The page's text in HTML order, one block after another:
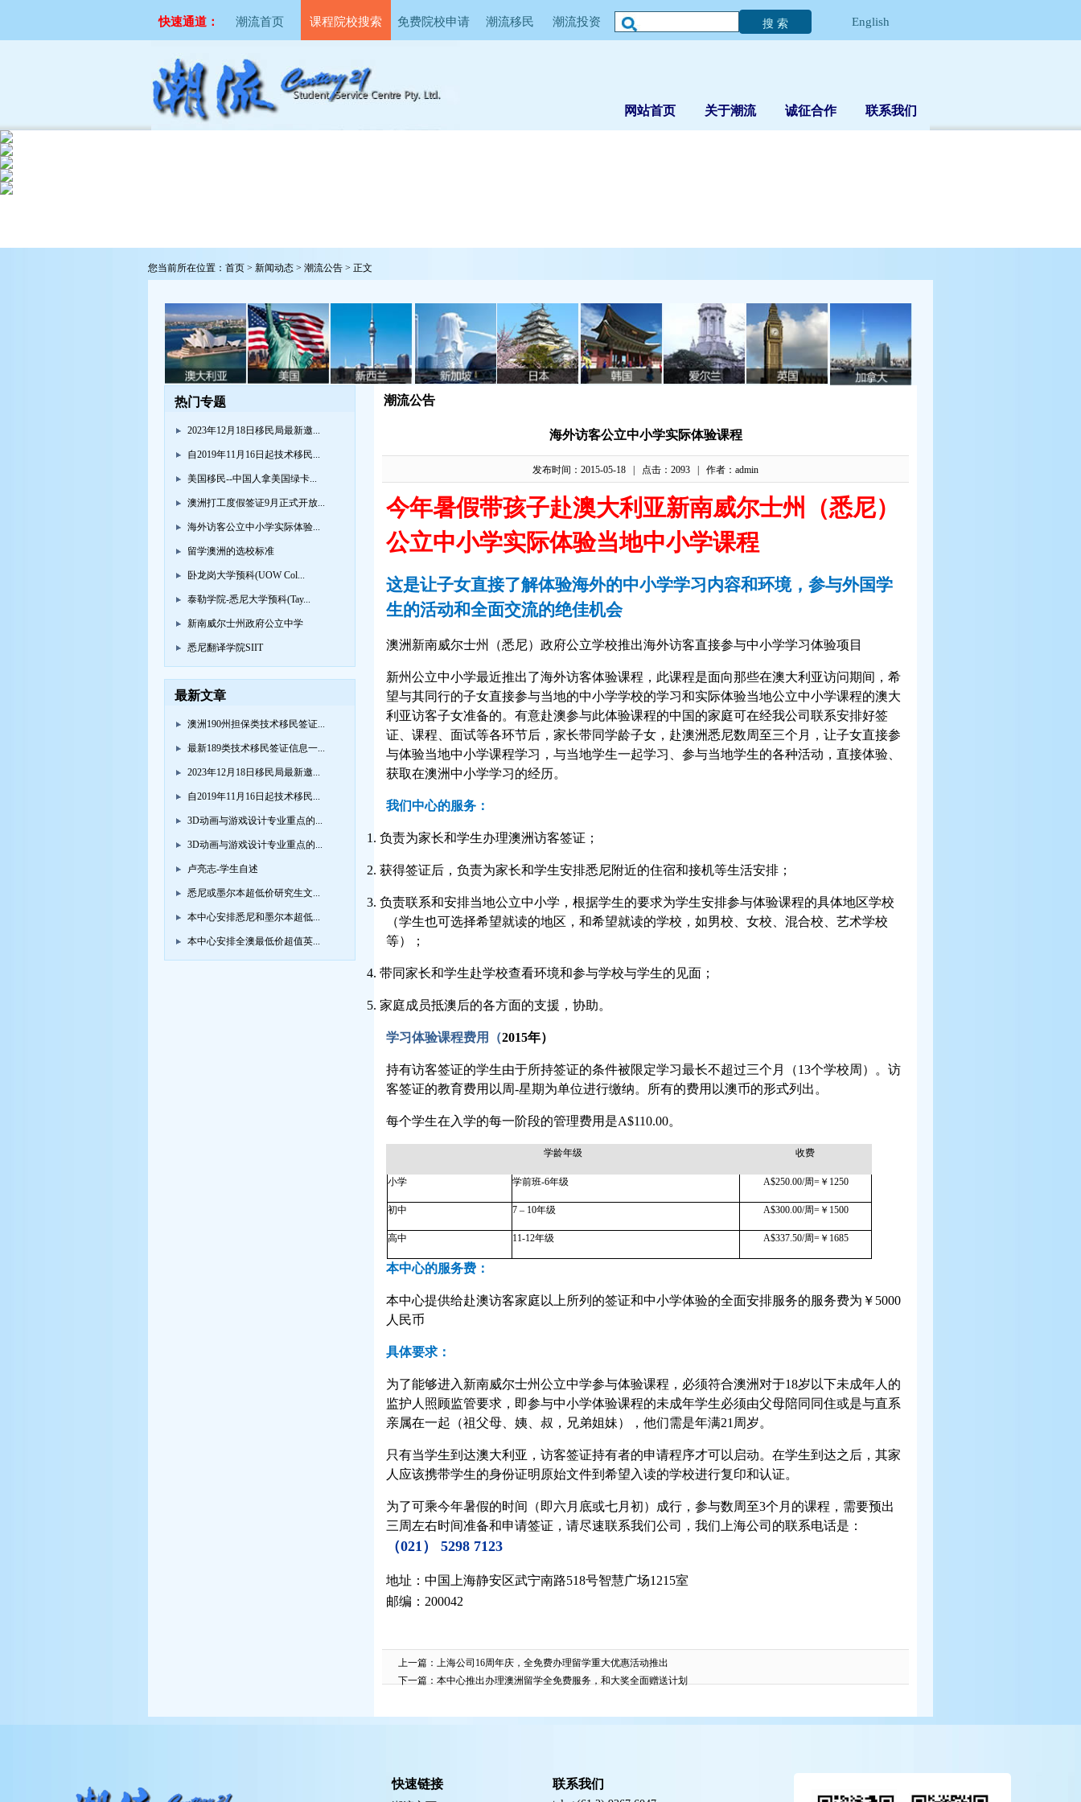
快速通道： 潮流首页 课程院校搜索 免费院校申请 潮流移民 潮流投资 English
网站首页 关于潮流 诚征合作 联系我们
您当前所在位置： 首页 > 新闻动态 > 潮流公告 > 正文
热门专题
2023年12月18日移民局最新邀...
自2019年11月16日起技术移民...
美国移民--中国人拿美国绿卡...
澳洲打工度假签证9月正式开放...
海外访客公立中小学实际体验...
留学澳洲的选校标准
卧龙岗大学预科(UOW Col...
泰勒学院-悉尼大学预科(Tay...
新南威尔士州政府公立中学
悉尼翻译学院SIIT
最新文章
澳洲190州担保类技术移民签证...
最新189类技术移民签证信息一...
2023年12月18日移民局最新邀...
自2019年11月16日起技术移民...
3D动画与游戏设计专业重点的...
3D动画与游戏设计专业重点的...
卢亮志-学生自述
悉尼或墨尔本超低价研究生文...
本中心安排悉尼和墨尔本超低...
本中心安排全澳最低价超值英...
潮流公告
海外访客公立中小学实际体验课程
发布时间：2015-05-18 | 点击：2093 | 作者：admin
今年暑假带孩子赴澳大利亚新南威尔士州（悉尼）
公立中小学实际体验当地中小学课程
这是让子女直接了解体验海外的中小学学习内容和环境，参与外国学
生的活动和全面交流的绝佳机会
澳洲新南威尔士州（悉尼）政府公立学校推出海外访客直接参与中小学学习体验项目
新州公立中小学最近推出了海外访客体验课程，此课程是面向那些在澳大利亚访问期间，希
望与其同行的子女直接参与当地的中小学学校的学习和实际体验当地公立中小学课程的澳大
利亚访客子女准备的。有意赴澳参与此体验课程的中国的家庭可在经我公司联系安排好签
证、课程、面试等各环节后，家长带同学龄子女，赴澳洲悉尼数周至三个月，让子女直接参
与体验当地中小学课程学习，与当地学生一起学习、参与当地学生的各种活动，直接体验、
获取在澳洲中小学学习的经历。
我们中心的服务：
1. 负责为家长和学生办理澳洲访客签证；
2. 获得签证后，负责为家长和学生安排悉尼附近的住宿和接机等生活安排；
3. 负责联系和安排当地公立中小学，根据学生的要求为学生安排参与体验课程的具体地区学校
（学生也可选择希望就读的地区，和希望就读的学校，如男校、女校、混合校、艺术学校
等）；
4. 带同家长和学生赴学校查看环境和参与学校与学生的见面；
5. 家庭成员抵澳后的各方面的支援，协助。
学习体验课程费用（2015年）
持有访客签证的学生由于所持签证的条件被限定学习最长不超过三个月（13个学校周）。访
客签证的教育费用以周-星期为单位进行缴纳。所有的费用以澳币的形式列出。
每个学生在入学的每一阶段的管理费用是A$110.00。
学龄年级 收费
小学 学前班-6年级 A$250.00/周=￥ 1250
初中 7 – 10年级 A$300.00/周=￥ 1500
高中 11-12年级 A$337.50/周=￥ 1685
本中心的服务费：
本中心提供给赴澳访客家庭以上所列的签证和中小学体验的全面安排服务的服务费为￥ 5000
人民币
具体要求：
为了能够进入新南威尔士州公立中学参与体验课程，必须符合澳洲对于18岁以下未成年人的
监护人照顾监管要求，即参与中小学体验课程的未成年学生必须由父母陪同同住或是与直系
亲属在一起（祖父母、姨、叔，兄弟姐妹），他们需是年满21 周岁。
只有当学生到达澳大利亚，访客签证持有者的申请程序才可以启动。在学生到达之后，其家
人应该携带学生的身份证明原始文件到希望入读的学校进行复印和认证。
为了可乘今年暑假的时间（即六月底或七月初）成行，参与数周至3个月的课程，需要预出
三周左右时间准备和申请签证，请尽速联系我们公司，我们上海公司的联系电话是：
（021） 5298 7123
地址：中国上海静安区武宁南路518号智慧广场1215室
邮编：200042
上一篇： 上海公司16周年庆，全免费办理留学重大优惠活动推出
下一篇： 本中心推出办理澳洲留学全免费服务，和大奖全面赠送计划
快速链接 联系我们